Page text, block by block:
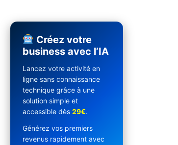
Créez votre
business avec l’IA
Lancez votre activité en
ligne sans connaissance
technique grâce à une
solution simple et
accessible dès 29€.
Générez vos premiers
revenus rapidement avec